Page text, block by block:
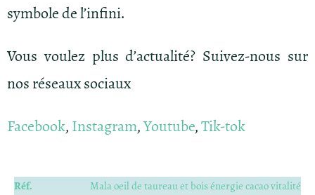
symbole de l’infini.
Vous voulez plus d’actualité? Suivez-nous sur
nos réseaux sociaux
Facebook,Instagram,Youtube,Tik-tok
Réf.
Mala oeil de taureau et bois énergie cacao vitalité